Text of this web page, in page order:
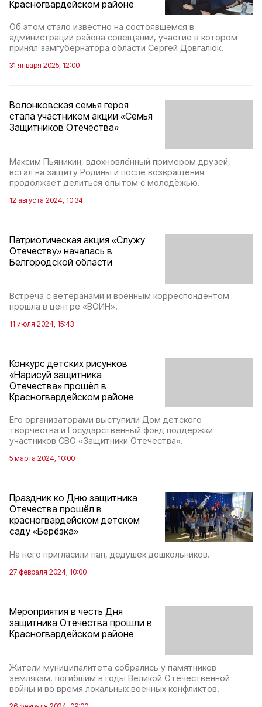
Красногвардейском районе
Об этом стало известно на состоявшемся в
администрации района совещании, участие в котором
принял замгубернатора области Сергей Довгалюк.
31 января 2025, 12:00
Волонковская семья героя
стала участником акции «Семья
Защитников Отечества»
Максим Пьяникин, вдохновлённый примером друзей,
встал на защиту Родины и после возвращения
продолжает делиться опытом с молодёжью.
12 августа 2024, 10:34
Патриотическая акция «Служу
Отечеству» началась в
Белгородской области
Встреча с ветеранами и военным корреспондентом
прошла в центре «ВОИН».
11 июля 2024, 15:43
Конкурс детских рисунков
«Нарисуй защитника
Отечества» прошёл в
Красногвардейском районе
Его организаторами выступили Дом детского
творчества и Государственный фонд поддержки
участников СВО «Защитники Отечества».
5 марта 2024, 10:00
Праздник ко Дню защитника
Отечества прошёл в
красногвардейском детском
саду «Берёзка»
На него пригласили пап, дедушек дошкольников.
27 февраля 2024, 10:00
Мероприятия в честь Дня
защитника Отечества прошли в
Красногвардейском районе
Жители муниципалитета собрались у памятников
землякам, погибшим в годы Великой Отечественной
войны и во время локальных военных конфликтов.